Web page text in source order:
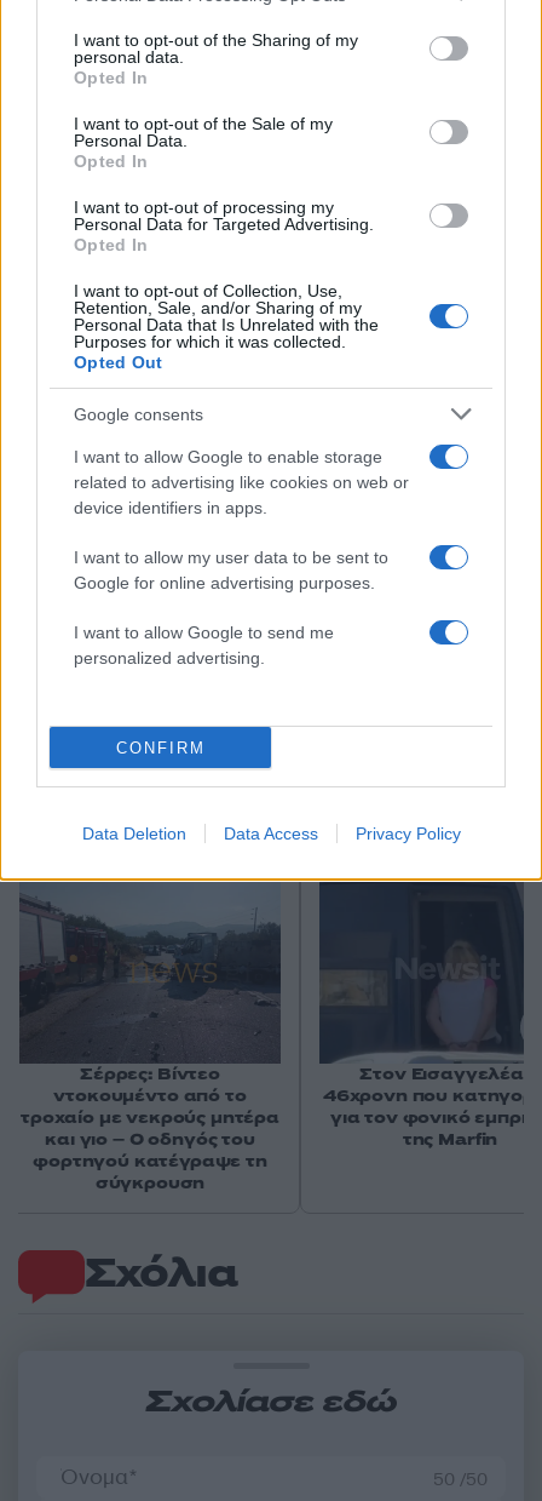
not limited to your visit or usage behaviour. You may click to
grant or deny consent to Google and its third-party tags to
use your data for below specified purposes in below Google
consent section.
I want to opt-out of the Sharing of my
personal data.
Opted In
I want to opt-out of the Sale of my
Personal Data.
Opted In
I want to opt-out of processing my
Personal Data for Targeted Advertising.
Opted In
I want to opt-out of Collection, Use,
Retention, Sale, and/or Sharing of my
Personal Data that Is Unrelated with the
Purposes for which it was collected.
Opted Out
Google consents
I want to allow Google to enable storage
related to advertising like cookies on web or
device identifiers in apps.
I want to allow my user data to be sent to
Google for online advertising purposes.
I want to allow Google to send me
personalized advertising.
CONFIRM
Data Deletion Data Access Privacy Policy
διαφορετικά θα κινδυνεύουν με απώλεια της
νόμιμης έκπτωσης.
7. Το ισχύον ακατάσχετοόριο των 1.250 ευρώ
από τραπεζικό λογαριασμό, ποσών που
προέρχονται από μισθούς ή συντάξεις, δεν
καλύπτει τα ποσά που προέρχονται από
κατατιθεμένων ενοικίων από τον τραπεζικό
λογαριασμό του εκμισθωτή θα γίνεται κάθε μήνα
από όποιον είναι ταχύτερος από τους δύο: Από
Σχόλια
Σχολίασε εδώ
50 /50
Σέρρες: Βίντεο
ντοκουμέντο από το
τροχαίο με νεκρούς μητέρα
και γιο – Ο οδηγός του
φορτηγού κατέγραψε τη
σύγκρουση
Στον Εισαγγελέα η
46χρονη που
για τον φονικό
της Marfin